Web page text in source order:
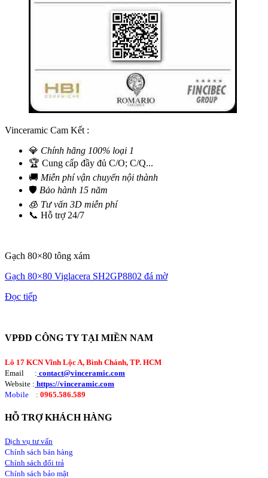
Vinceramic Cam Kết :
💎 Chính hãng 100% loại 1
🏆 Cung cấp đầy đủ C/O; C/Q...
🚚 Miễn phí vận chuyển nội thành
🛡️ Bảo hành 15 năm
🧊 Tư vấn 3D miễn phí
📞 Hỗ trợ 24/7
Gạch 80×80 tông xám
Gạch 80×80 Viglacera SH2GP8802 đá mờ
Đọc tiếp
VPĐD CÔNG TY TẠI MIỀN NAM
Lô 17 KCN Vĩnh Lộc A, Bình Chánh, TP. HCM
Email : contact@vinceramic.com
Website : https://vinceramic.com
Mobile : 0965.586.589
HỖ TRỢ KHÁCH HÀNG
Dịch vụ tư vấn
Chính sách bán hàng
Chính sách đổi trả
Chính sách bảo mật